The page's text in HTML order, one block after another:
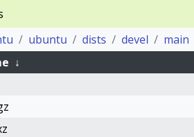
ubuntu dists devel main
↓